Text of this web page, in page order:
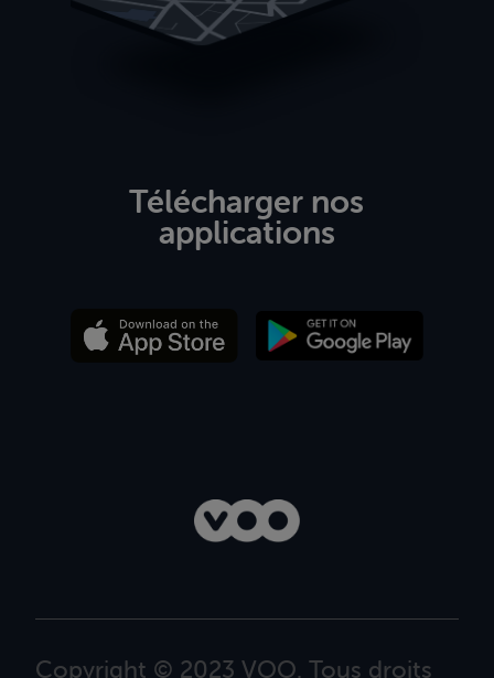
Télécharger nos
applications
Copyright © 2023 VOO. Tous droits